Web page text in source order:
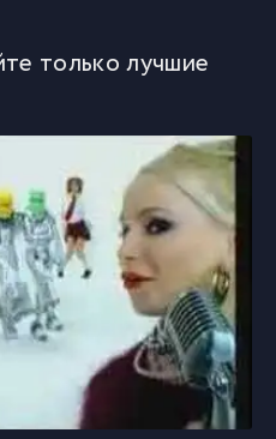
только лучшие